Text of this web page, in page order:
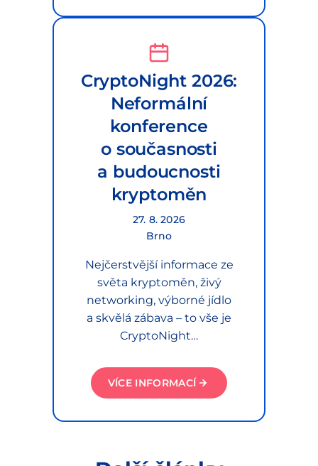
CryptoNight 2026:
Neformální
konference
o současnosti
a budoucnosti
kryptoměn
27. 8. 2026
Brno
Nejčerstvější informace ze
světa kryptoměn, živý
networking, výborné jídlo
a skvělá zábava – to vše je
CryptoNight…
VÍCE INFORMACÍ